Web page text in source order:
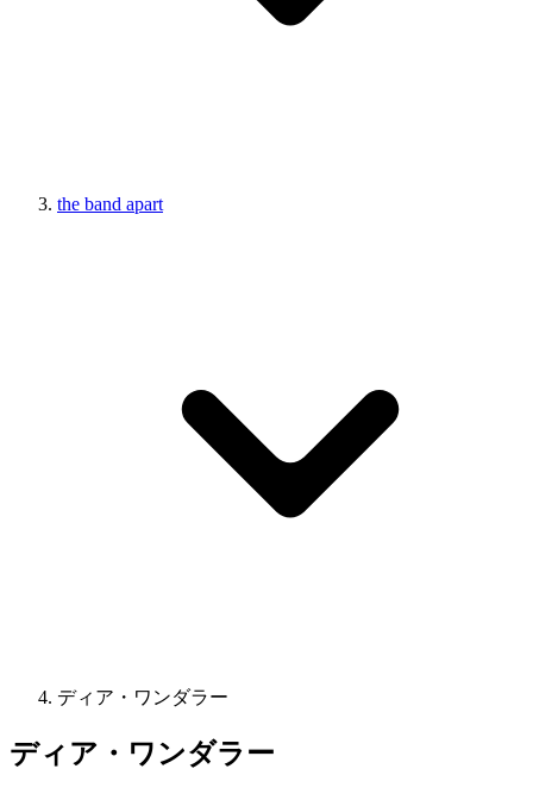
the band apart
ディア・ワンダラー
ディア・ワンダラー